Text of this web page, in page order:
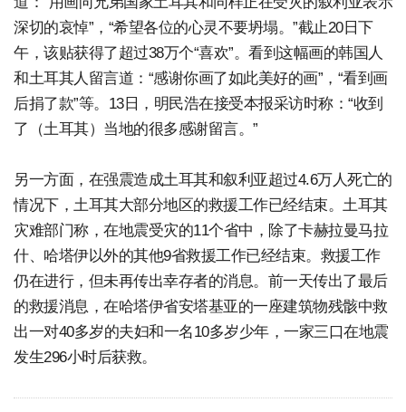
深切的哀悼”，“希望各位的心灵不要坍塌。”截止20日下
午，该贴获得了超过38万个“喜欢”。看到这幅画的韩国人
和土耳其人留言道：“感谢你画了如此美好的画”，“看到画
后捐了款”等。13日，明民浩在接受本报采访时称：“收到
了（土耳其）当地的很多感谢留言。”
另一方面，在强震造成土耳其和叙利亚超过4.6万人死亡的
情况下，土耳其大部分地区的救援工作已经结束。土耳其
灾难部门称，在地震受灾的11个省中，除了卡赫拉曼马拉
什、哈塔伊以外的其他9省救援工作已经结束。救援工作
仍在进行，但未再传出幸存者的消息。前一天传出了最后
的救援消息，在哈塔伊省安塔基亚的一座建筑物残骸中救
出一对40多岁的夫妇和一名10多岁少年，一家三口在地震
发生296小时后获救。